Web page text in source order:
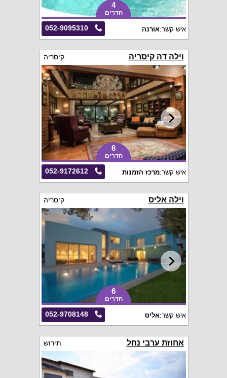
4
חדרים
052-9095310 איש קשר:אורנה
וילה דה קיסריה קיסריה
6
חדרים
052-9172612 איש קשר:מרכז הזמנות
וילה אליס קיסריה
6
חדרים
052-9708148 איש קשר:אליס
אחוזת ערבי נחל תירוש